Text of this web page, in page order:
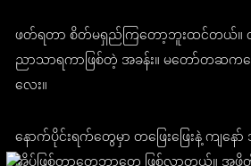
ဖတ်ရတာ စိတ်မရှည်ကြတော့ဘူးထင်တယ်။
ညာသာရကာဖြစ်တဲ့ အခန်း။ မတော်တဆ
လေး။
နောက်ပိုင်းရက်တွေမှာ တဖြေးဖြေးနဲ့ ကျန